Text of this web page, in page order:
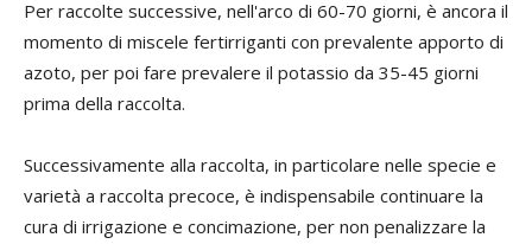
Per raccolte successive, nell'arco di 60-70 giorni, è ancora il
momento di miscele fertirriganti con prevalente apporto di
azoto, per poi fare prevalere il potassio da 35-45 giorni
prima della raccolta.
Successivamente alla raccolta, in particolare nelle specie e
varietà a raccolta precoce, è indispensabile continuare la
cura di irrigazione e concimazione, per non penalizzare la